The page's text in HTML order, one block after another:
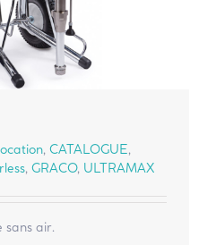
, CATALOGUE,
, GRACO, ULTRAMAX
sans air.